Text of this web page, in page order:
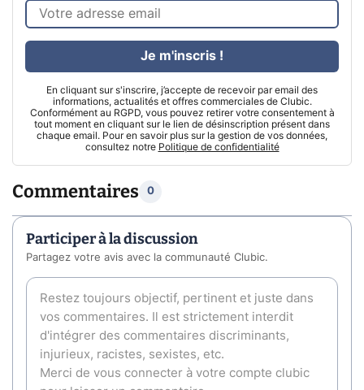
En cliquant sur s'inscrire, j’accepte de recevoir par email des
informations, actualités et offres commerciales de Clubic.
Conformément au RGPD, vous pouvez retirer votre consentement à
tout moment en cliquant sur le lien de désinscription présent dans
chaque email. Pour en savoir plus sur la gestion de vos données,
consultez notre Politique de confidentialité
Je m'inscris !
Commentaires 0
Participer à la discussion
Partagez votre avis avec la communauté Clubic.